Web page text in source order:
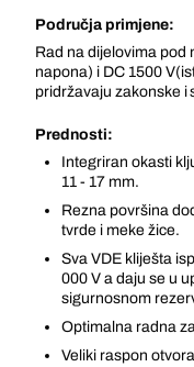
Područja primjene:
Rad na dijelovima pod
napona) i DC 1500
pridržavaju zakonske i
Prednosti:
Integriran okasti
11 - 17 mm.
Rezna površina
tvrde i meke žice.
Sva VDE kliješta
000 V a daju se u
sigurnosnom
Optimalna radna
Veliki raspon